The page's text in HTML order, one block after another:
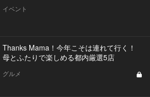
イベント
Thanks Mama！今年こそは連れて行く！
母とふたりで楽しめる都内厳選5店
グルメ